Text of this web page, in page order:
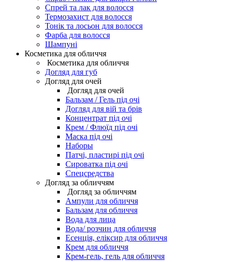
Спрей та лак для волосся
Термозахист для волосся
Тонік та лосьон для волосся
Фарба для волосся
Шампуні
Косметика для обличчя
Косметика для обличчя
Догляд для губ
Догляд для очей
Догляд для очей
Бальзам / Гель під очі
Догляд для вій та брів
Концентрат під очі
Крем / Флюїд під очі
Маска під очі
Наборы
Патчі, пластирі під очі
Сироватка під очі
Спецсредства
Догляд за обличчям
Догляд за обличчям
Ампули для обличчя
Бальзам для обличчя
Вода для лица
Вода/ розчин для обличчя
Есенція, еліксир для обличчя
Крем для обличчя
Крем-гель, гель для обличчя